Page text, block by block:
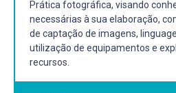
Prática fotográfica, visando
necessárias à sua elaboração,
de captação de imagens,
utilização de equipamentos e
recursos.